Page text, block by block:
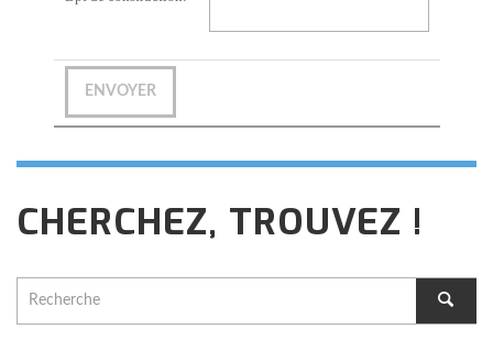
CHERCHEZ, TROUVEZ !